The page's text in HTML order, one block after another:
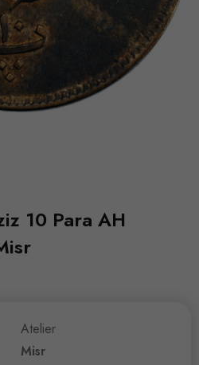
10 Para AH
Atelier
Misr